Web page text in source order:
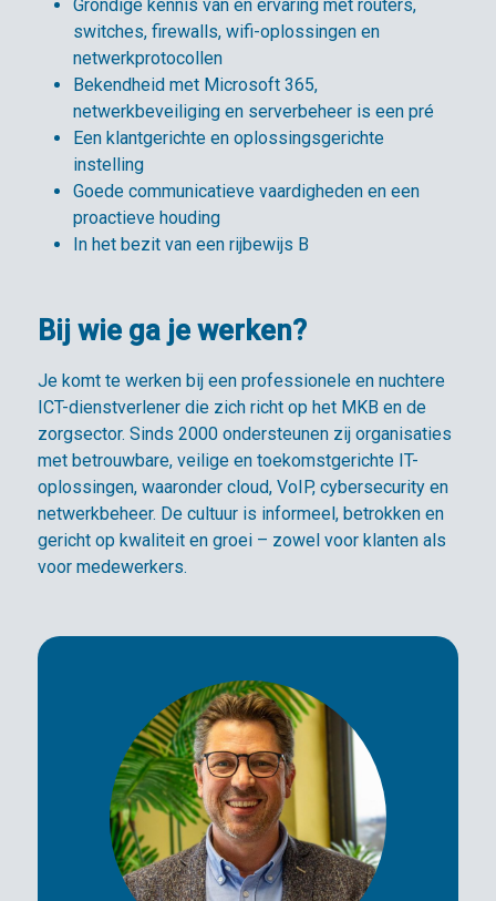
Grondige kennis van en ervaring met routers,
switches, firewalls, wifi-oplossingen en
netwerkprotocollen
Bekendheid met Microsoft 365,
netwerkbeveiliging en serverbeheer is een pré
Een klantgerichte en oplossingsgerichte
instelling
Goede communicatieve vaardigheden en een
proactieve houding
In het bezit van een rijbewijs B
Bij wie ga je werken?
Je komt te werken bij een professionele en nuchtere
ICT-dienstverlener die zich richt op het MKB en de
zorgsector. Sinds 2000 ondersteunen zij organisaties
met betrouwbare, veilige en toekomstgerichte IT-
oplossingen, waaronder cloud, VoIP, cybersecurity en
netwerkbeheer. De cultuur is informeel, betrokken en
gericht op kwaliteit en groei – zowel voor klanten als
voor medewerkers.